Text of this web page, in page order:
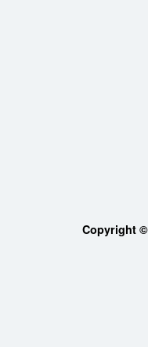
Copyright